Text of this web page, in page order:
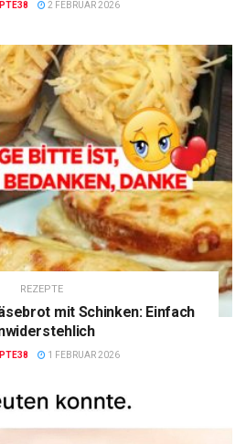
2 FEBRUAR 2026
REZEPTE
mit Schinken: Einfach
1 FEBRUAR 2026